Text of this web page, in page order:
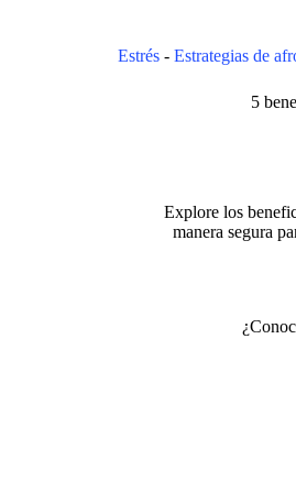
Estrés- Estrategias de
5
Explore los
manera segura